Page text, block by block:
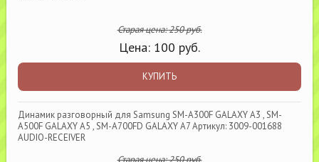
Старая цена:250руб.
Цена: 100 руб.
КУПИТЬ
Динамик разговорный для Samsung SM-A300F GALAXY A3 , SM-
A500F GALAXY A5 , SM-A700FD GALAXY A7 Артикул: 3009-001688
AUDIO-RECEIVER